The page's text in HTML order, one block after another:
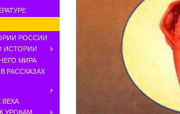
РОССИИ
ИСТОРИИ
МИРА
РАССКАЗАХ
УРОКАМ